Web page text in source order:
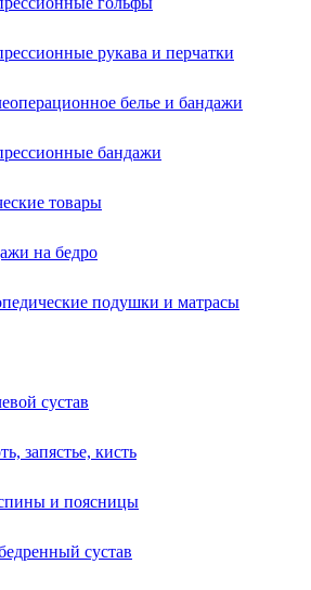
рукава и перчатки
белье и бандажи
бандажи
товары
на бедро
подушки и матрасы
сустав
запястье, кисть
и поясницы
сустав